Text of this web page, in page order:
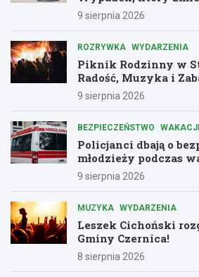
drogach
9 sierpnia 2026
ROZRYWKA WYDARZENIA
Piknik Rodzinny w
Radość, Muzyka i
9 sierpnia 2026
BEZPIECZEŃSTWO
Policjanci dbają o
młodzieży podczas
Dolnośląskiem
9 sierpnia 2026
MUZYKA WYDARZENIA
Leszek Cichoński
Gminy Czernica!
8 sierpnia 2026